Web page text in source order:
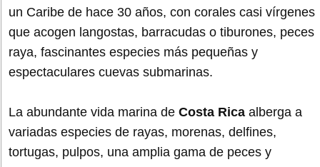
un Caribe de hace 30 años, con corales casi vírgenes
que acogen langostas, barracudas o tiburones, peces
raya, fascinantes especies más pequeñas y
espectaculares cuevas submarinas.
La abundante vida marina de Costa Rica alberga a
variadas especies de rayas, morenas, delfines,
tortugas, pulpos, una amplia gama de peces y